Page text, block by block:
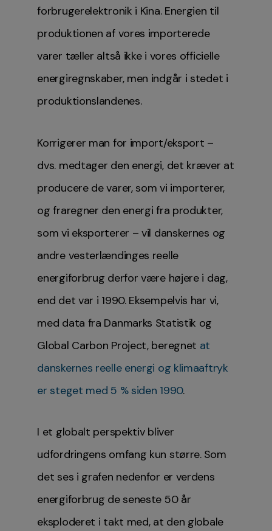
forbrugerelektronik i Kina. Energien til
produktionen af vores importerede
varer tæller altså ikke i vores officielle
energiregnskaber, men indgår i stedet i
produktionslandenes.
Korrigerer man for import/eksport –
dvs. medtager den energi, det kræver at
producere de varer, som vi importerer,
og fraregner den energi fra produkter,
som vi eksporterer – vil danskernes og
andre vesterlændinges reelle
energiforbrug derfor være højere i dag,
end det var i 1990. Eksempelvis har vi,
med data fra Danmarks Statistik og
Global Carbon Project, beregnet at
danskernes reelle energi og klimaaftryk
er steget med 5 % siden 1990.
I et globalt perspektiv bliver
udfordringens omfang kun større. Som
det ses i grafen nedenfor er verdens
energiforbrug de seneste 50 år
eksploderet i takt med, at den globale